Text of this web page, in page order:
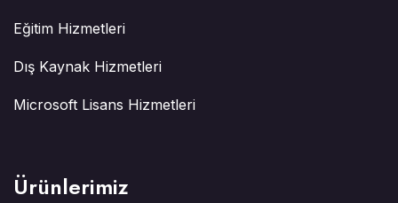
Eğitim Hizmetleri
Dış Kaynak Hizmetleri
Microsoft Lisans Hizmetleri
Ürünlerimiz